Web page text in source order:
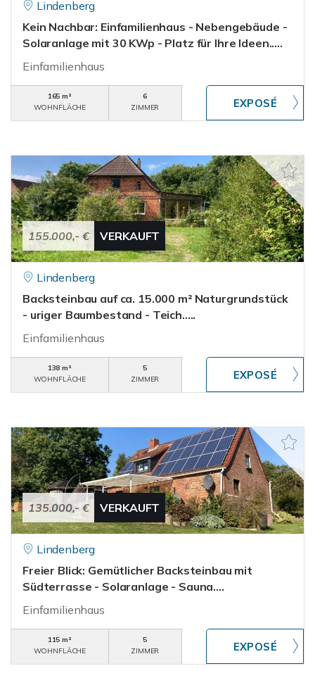
Lindenberg
Kein Nachbar: Einfamilienhaus - Nebengebäude -
Solaranlage mit 30 KWp - Platz für Ihre Ideen.....
Einfamilienhaus
165 m²
WOHNFLÄCHE
6
ZIMMER
155.000,- € VERKAUFT
Lindenberg
Backsteinbau auf ca. 15.000 m² Naturgrundstück
- uriger Baumbestand - Teich.....
Einfamilienhaus
138 m²
WOHNFLÄCHE
5
ZIMMER
135.000,- € VERKAUFT
Lindenberg
Freier Blick: Gemütlicher Backsteinbau mit
Südterrasse - Solaranlage - Sauna....
Einfamilienhaus
115 m²
WOHNFLÄCHE
5
ZIMMER